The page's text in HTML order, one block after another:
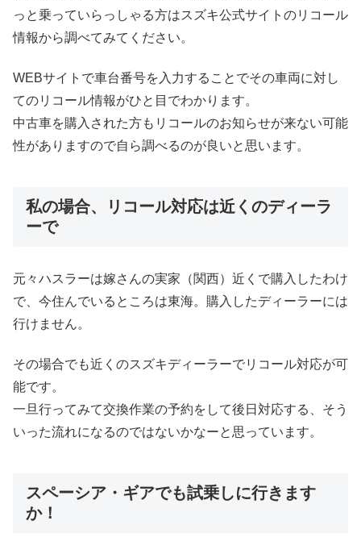
っと乗っていらっしゃる方はスズキ公式サイトのリコール
情報から調べてみてください。
WEBサイトで車台番号を入力することでその車両に対し
てのリコール情報がひと目でわかります。
中古車を購入された方もリコールのお知らせが来ない可能
性がありますので自ら調べるのが良いと思います。
私の場合、リコール対応は近くのディーラ
ーで
元々ハスラーは嫁さんの実家（関西）近くで購入したわけ
で、今住んでいるところは東海。購入したディーラーには
行けません。
その場合でも近くのスズキディーラーでリコール対応が可
能です。
一旦行ってみて交換作業の予約をして後日対応する、そう
いった流れになるのではないかなーと思っています。
スペーシア・ギアでも試乗しに行きます
か！